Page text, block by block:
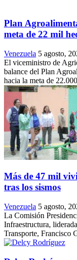
Plan
meta de 22 mil
Venezuela 5 agosto,
El viceministro de
balance del Plan
hacia la meta de
Más de 47 mil
tras los sismos
Venezuela 5 agosto,
La Comisión
Infraestructura,
Transporte, Francisco